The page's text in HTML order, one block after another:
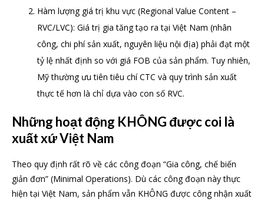
Hàm lượng giá trị khu vực (Regional Value Content –
RVC/LVC): Giá trị gia tăng tạo ra tại Việt Nam (nhân
công, chi phí sản xuất, nguyên liệu nội địa) phải đạt một
tỷ lệ nhất định so với giá FOB của sản phẩm. Tuy nhiên,
Mỹ thường ưu tiên tiêu chí CTC và quy trình sản xuất
thực tế hơn là chỉ dựa vào con số RVC.
Những hoạt động KHÔNG được coi là
xuất xứ Việt Nam
Theo quy định rất rõ về các công đoạn “Gia công, chế biến
giản đơn” (Minimal Operations). Dù các công đoạn này thực
hiện tại Việt Nam, sản phẩm vẫn KHÔNG được công nhận xuất